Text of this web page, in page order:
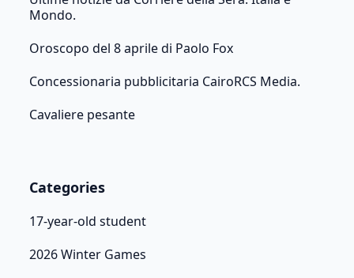
Mondo.
Oroscopo del 8 aprile di Paolo Fox
Concessionaria pubblicitaria CairoRCS Media.
Cavaliere pesante
Categories
17-year-old student
2026 Winter Games